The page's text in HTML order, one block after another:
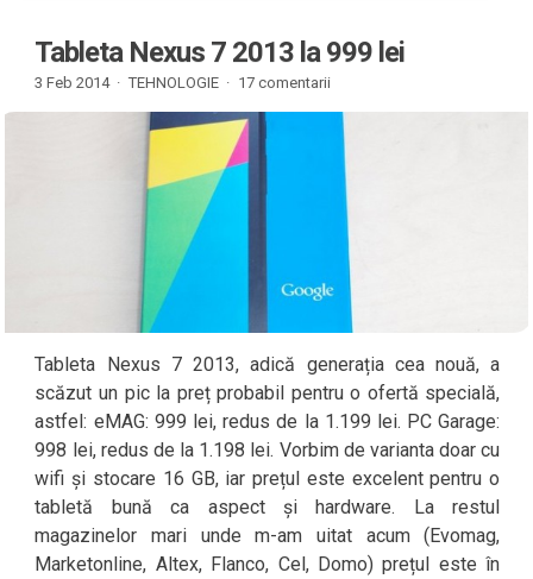
Tableta Nexus 7 2013 la 999 lei
3 Feb 2014 · TEHNOLOGIE · 17 comentarii
Tableta Nexus 7 2013, adică generația cea nouă, a
scăzut un pic la preț probabil pentru o ofertă specială,
astfel: eMAG: 999 lei, redus de la 1.199 lei. PC Garage:
998 lei, redus de la 1.198 lei. Vorbim de varianta doar cu
wifi și stocare 16 GB, iar prețul este excelent pentru o
tabletă bună ca aspect și hardware. La restul
magazinelor mari unde m-am uitat acum (Evomag,
Marketonline, Altex, Flanco, Cel, Domo) prețul este în